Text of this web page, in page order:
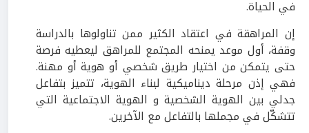
في الحياة.
إن المراهقة في اعتقاد الكثير ممن تناولوها بالدراسة
وقفة، أول موعد يمنحه المجتمع للمراهق ليعطيه فرصة
حتى يتمكن من اختيار طريق شخصي أو هوية أو مهنة.
فهي إذن مرحلة ديناميكية لبناء الهوية، تتميز بتفاعل
جدلي بين الهوية الشخصية و الهوية الاجتماعية التي
تتشكّل في مجملها بالتفاعل مع الآخرين.